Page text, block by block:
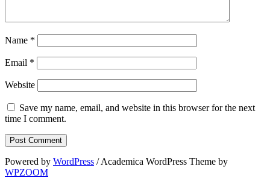
Name *
Email *
Website
Save my name, email, and website in this browser for the next
time I comment.
Powered by WordPress / Academica WordPress Theme by
WPZOOM